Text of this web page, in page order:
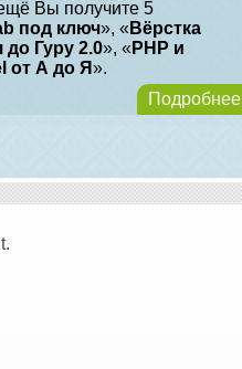
Вы получите 5
под ключ», « Вёрстка
Гуру 2.0», «PHP и
от А до Я».
Подробнее